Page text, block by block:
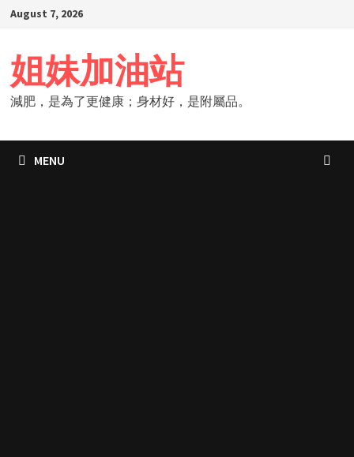
Skip
content
August 7, 2026
姐妹加油站
減肥，是為了更健康；身材好，是附屬品。
MENU